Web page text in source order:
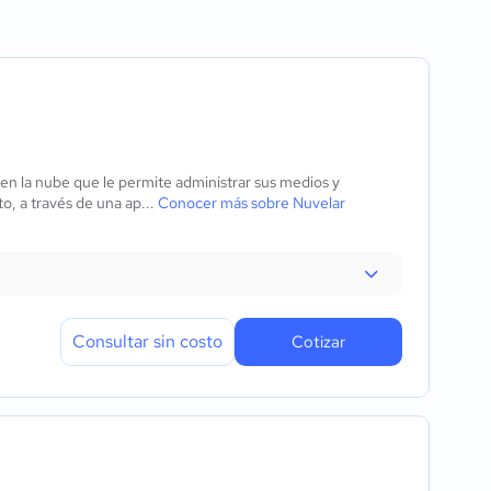
la nube que le permite administrar sus medios y
a través de una ap... Conocer más sobre Nuvelar
Consultar sin costo Cotizar